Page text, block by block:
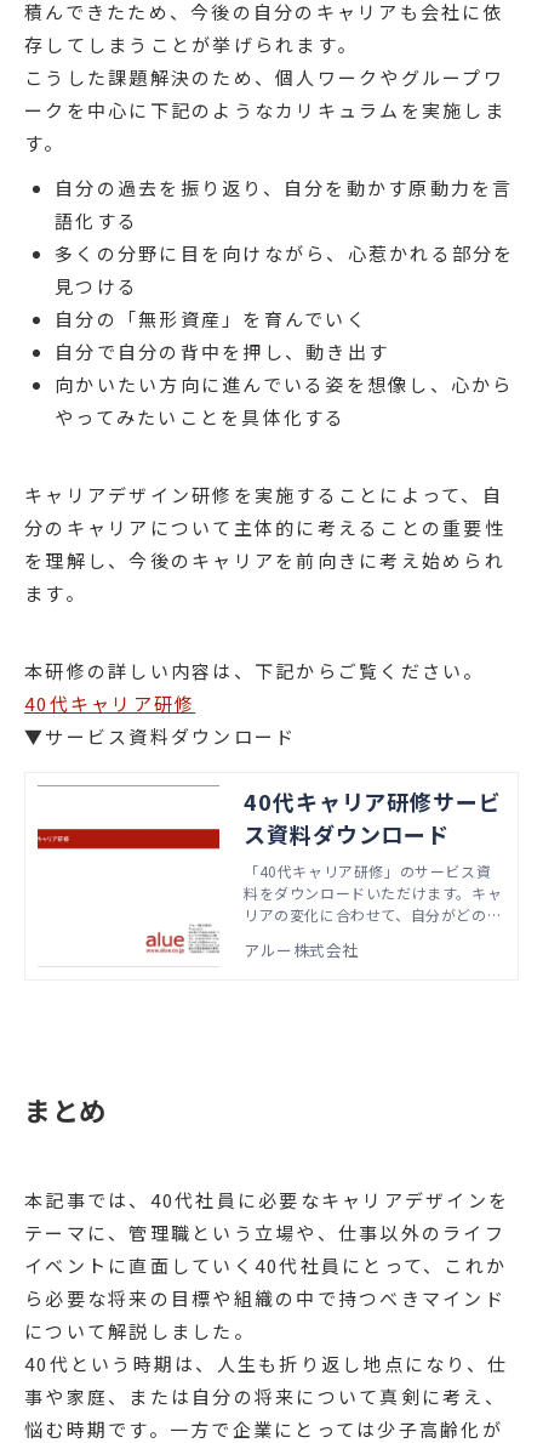
積んできたため、今後の自分のキャリアも会社に依
存してしまうことが挙げられます。
こうした課題解決のため、個人ワークやグループワ
ークを中心に下記のようなカリキュラムを実施しま
す。
自分の過去を振り返り、自分を動かす原動力を言
語化する
多くの分野に目を向けながら、心惹かれる部分を
見つける
自分の「無形資産」を育んでいく
自分で自分の背中を押し、動き出す
向かいたい方向に進んでいる姿を想像し、心から
やってみたいことを具体化する
キャリアデザイン研修を実施することによって、自
分のキャリアについて主体的に考えることの重要性
を理解し、今後のキャリアを前向きに考え始められ
ます。
本研修の詳しい内容は、下記からご覧ください。
40代キャリア研修
▼サービス資料ダウンロード
40代キャリア研修サービ
ス資料ダウンロード
「40代キャリア研修」のサービス資
料をダウンロードいただけます。キャ
リアの変化に合わせて、自分がどのよ
す。
アルー株式会社
まとめ
本記事では、40代社員に必要なキャリアデザインを
テーマに、管理職という立場や、仕事以外のライフ
イベントに直面していく40代社員にとって、これか
ら必要な将来の目標や組織の中で持つべきマインド
について解説しました。
40代という時期は、人生も折り返し地点になり、仕
事や家庭、または自分の将来について真剣に考え、
悩む時期です。一方で企業にとっては少子高齢化が